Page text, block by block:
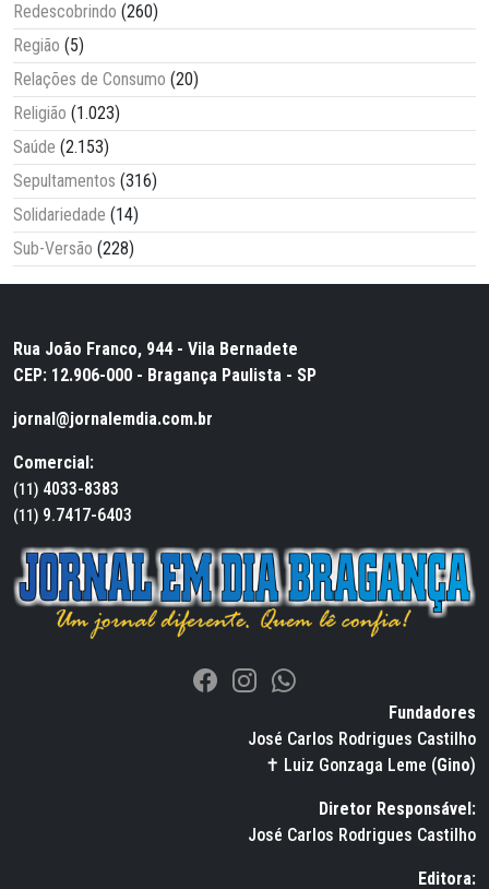
Redescobrindo (260)
Região (5)
Relações de Consumo (20)
Religião (1.023)
Saúde (2.153)
Sepultamentos (316)
Solidariedade (14)
Sub-Versão (228)
Rua João Franco, 944 - Vila Bernadete
CEP: 12.906-000 - Bragança Paulista - SP
jornal@jornalemdia.com.br
Comercial:
(11) 4033-8383
(11) 9.7417-6403
Fundadores
José Carlos Rodrigues Castilho
✝ Luiz Gonzaga Leme (Gino)
Diretor Responsável:
José Carlos Rodrigues Castilho
Editora: